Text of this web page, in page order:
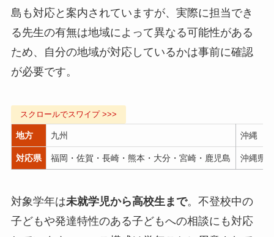
島も対応と案内されていますが、実際に担当でき
る先生の有無は地域によって異なる可能性がある
ため、自分の地域が対応しているかは事前に確認
が必要です。
地方
対応県
九州
福岡・佐賀・長崎・熊本・大分・宮崎・鹿児島
沖縄
沖縄県
対象学年は未就学児から高校生まで。不登校中の
子どもや発達特性のある子どもへの相談にも対応